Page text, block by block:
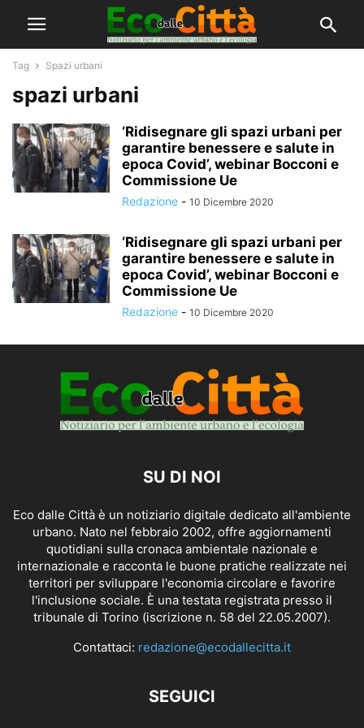
Tag Spazi urbani
spazi urbani
‘Ridisegnare gli spazi urbani per
garantire benessere e salute in
epoca Covid’, webinar Bocconi e
Commissione Ue
Redazione - 10 Dicembre 2020
‘Ridisegnare gli spazi urbani per
garantire benessere e salute in
epoca Covid’, webinar Bocconi e
Commissione Ue
Redazione - 10 Dicembre 2020
SU DI NOI
Eco dalle Città è un notiziario digitale dedicato all'ambiente
urbano. Nato nel febbraio 2002, offre aggiornamenti
quotidiani sulla cronaca ambientale nazionale e
internazionale e racconta le buone pratiche realizzate nei
territori per sviluppare l'economia circolare e favorire
l'inclusione sociale. È una testata registrata presso il
tribunale di Torino (iscrizione n. 58 del 22.05.2007).
Contattaci: redazione@ecodallecitta.it
SEGUICI